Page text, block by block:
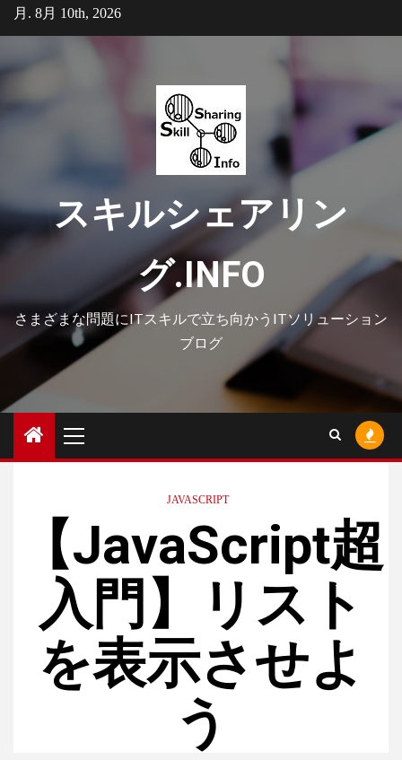
Skip
to
月. 8月 10th, 2026
スキルシェアリン
グ.INFO
さまざまな問題にITスキルで立ち向かうITソリューション
ブログ
Menu
JAVASCRIPT
【JavaScript超
入門】リスト
を表示させよ
う